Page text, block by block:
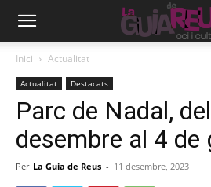
Inici Actualitat
Actualitat Destacats
Parc de Nadal,
desembre al 4 de
Per La Guia de Reus - 11 desembre, 2023